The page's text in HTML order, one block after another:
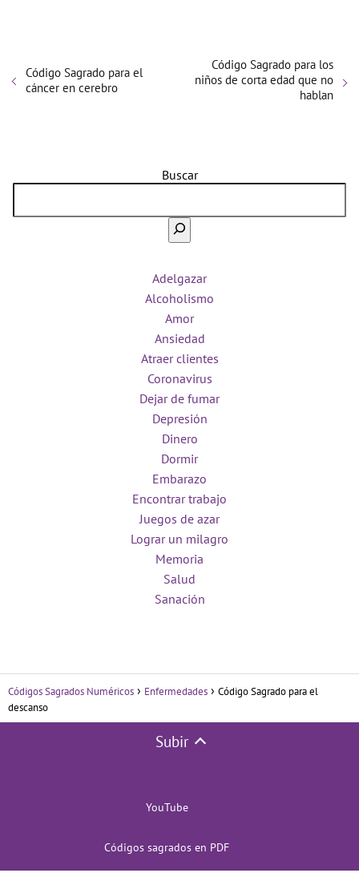
Código Sagrado para el
cáncer en cerebro
Código Sagrado para los
niños de corta edad que no
hablan
Buscar
Adelgazar
Alcoholismo
Amor
Ansiedad
Atraer clientes
Coronavirus
Dejar de fumar
Depresión
Dinero
Dormir
Embarazo
Encontrar trabajo
Juegos de azar
Lograr un milagro
Memoria
Salud
Sanación
Códigos Sagrados Numéricos Enfermedades
Código Sagrado para el
descanso
Subir
YouTube
Códigos sagrados en PDF